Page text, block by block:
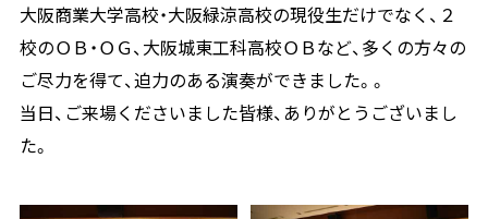
大阪商業大学高校・大阪緑涼高校の現役生だけでなく、２
校のＯＢ・ＯＧ、大阪城東工科高校ＯＢなど、多くの方々の
ご尽力を得て、迫力のある演奏ができました。。
当日、ご来場くださいました皆様、ありがとうございまし
た。